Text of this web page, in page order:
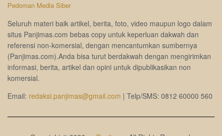
Pedoman Media Siber
Seluruh materi baik artikel, berita, foto, video maupun logo dalam
situs Panjimas.com bebas copy untuk keperluan dakwah dan
referensi non-komersial, dengan mencantumkan sumbernya
(Panjimas.com).Anda bisa turut berdakwah dengan mengirimkan
informasi, berita, artikel dan opini untuk dipublikasikan non
komersial.
Email: redaksi.panjimas@gmail.com | Telp/SMS: 0812 60000 560